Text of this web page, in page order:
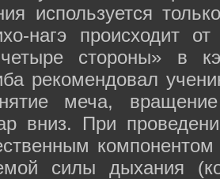
используется
нагэ происходит
стороны» в
рекомендовал
меча,
вниз. При
компонентом
силы дыхания